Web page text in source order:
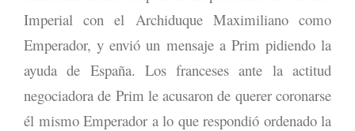
Imperial con el Archiduque Maximiliano como
Emperador, y envió un mensaje a Prim pidiendo la
ayuda de España. Los franceses ante la actitud
negociadora de Prim le acusaron de querer coronarse
él mismo Emperador a lo que respondió ordenado la